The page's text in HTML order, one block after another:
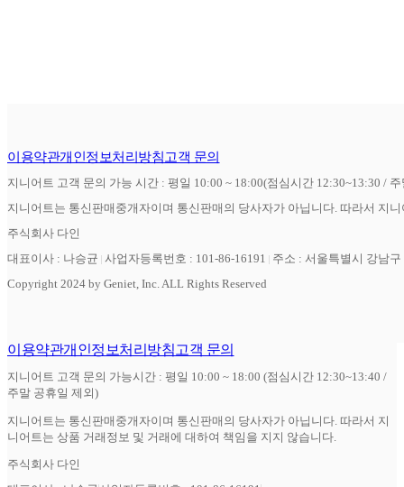
이용약관개인정보처리방침고객 문의
지니어트 고객 문의 가능 시간 : 평일 10:00 ~ 18:00(점심시간 12:30~13:30 /
지니어트는 통신판매중개자이며 통신판매의 당사자가 아닙니다. 따라서 지
주식회사 다인
대표이사 : 나승균 사업자등록번호 : 101-86-16191
주소 : 서울특별시 강남
Copyright 2024 by Geniet, Inc. ALL Rights Reserved
이용약관개인정보처리방침고객 문의
지니어트 고객 문의 가능시간 : 평일 10:00 ~ 18:00 (점심시간 12:30~13:40 /
주말 공휴일 제외)
지니어트는 통신판매중개자이며 통신판매의 당사자가 아닙니다. 따라서 지
니어트는 상품 거래정보 및 거래에 대하여 책임을 지지 않습니다.
주식회사 다인